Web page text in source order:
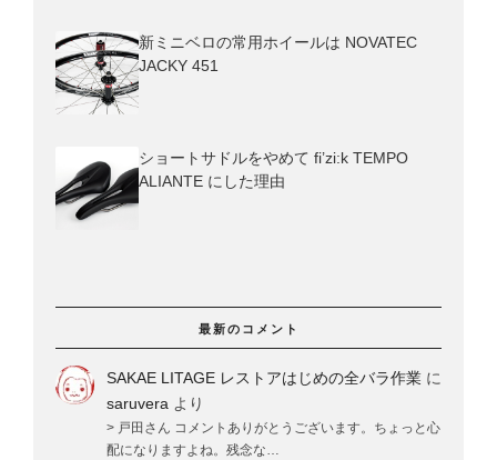
新ミニベロの常用ホイールは NOVATEC
JACKY 451
ショートサドルをやめて fi’zi:k TEMPO
ALIANTE にした理由
最新のコメント
SAKAE LITAGE レストアはじめの全バラ作業に
saruveraより
> 戸田さん コメントありがとうございます。ちょっと心
配になりますよね。残念な…